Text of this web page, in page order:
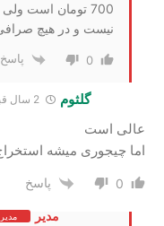
700 تومان است
نیست و در هیچ
0 پاسخ
گلثوم
عالی است
اما چیجوری میشه
0 پاسخ
مدیر مدیر